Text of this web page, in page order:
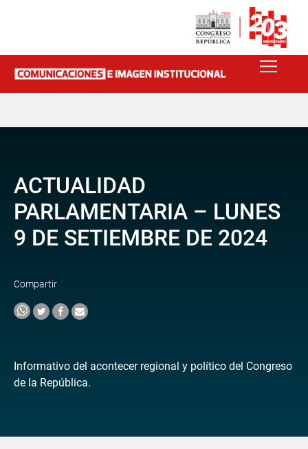
ACTUALIDAD
PARLAMENTARIA – LUNES
9 DE SETIEMBRE DE 2024
Compartir
Informativo del acontecer regional y político del Congreso
de la República.